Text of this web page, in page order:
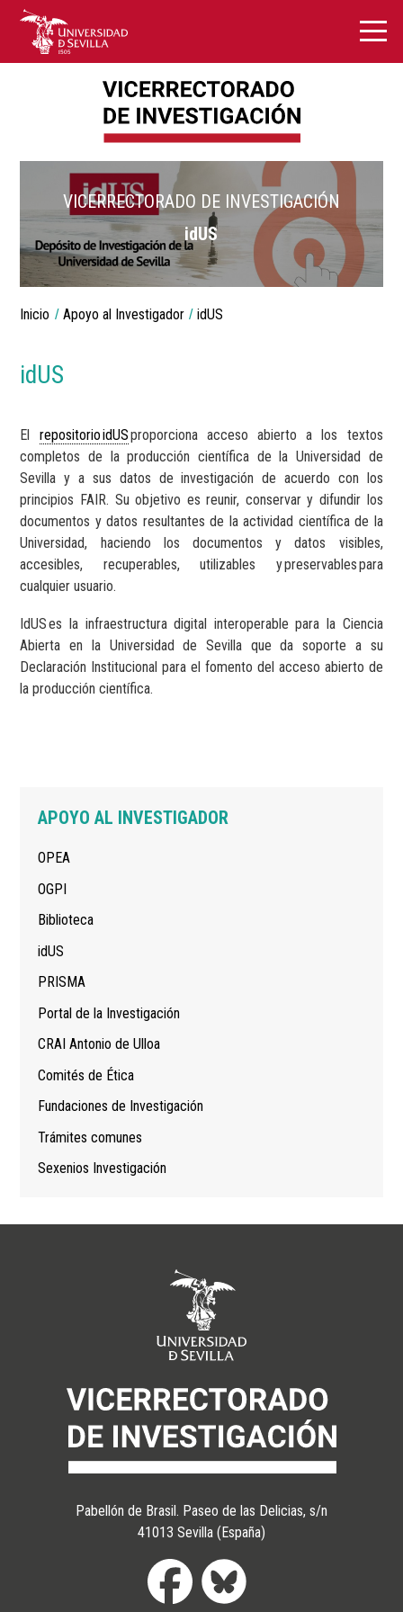
VICERRECTORADO DE INVESTIGACIÓN
idUS
Breadcrumbs
You
Inicio Apoyo al Investigador idUS
idUS
El repositorio idUSproporciona acceso abierto a los textos
completos de la producción científica de la Universidad de
Sevilla y a sus datos de investigación de acuerdo con los
principios FAIR. Su objetivo es reunir, conservar y difundir los
documentos y datos resultantes de la actividad científica de la
Universidad, haciendo los documentos y datos visibles,
accesibles, recuperables, utilizables y preservables para
cualquier usuario.
IdUS es la infraestructura digital interoperable para la Ciencia
Abierta en la Universidad de Sevilla que da soporte a su
Declaración Institucional para el fomento del acceso abierto de
la producción científica.
Navegación
APOYO AL INVESTIGADOR
OPEA
OGPI
Biblioteca
idUS
PRISMA
Portal de la Investigación
CRAI Antonio de Ulloa
Comités de Ética
Fundaciones de Investigación
Trámites comunes
Sexenios Investigación
Pabellón de Brasil. Paseo de las Delicias, s/n
41013 Sevilla (España)